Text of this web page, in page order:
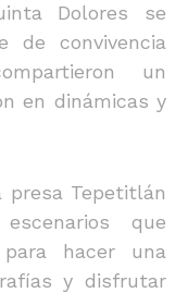
Dolores se
de convivencia
un
en dinámicas y
presa Tepetitlán
que
hacer una
y disfrutar